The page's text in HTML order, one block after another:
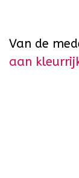
Van de
aan